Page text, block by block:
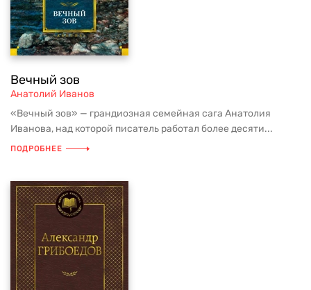
Вечный зов
Анатолий Иванов
«Вечный зов» — грандиозная семейная сага Анатолия
Иванова, над которой писатель работал более десяти...
ПОДРОБНЕЕ